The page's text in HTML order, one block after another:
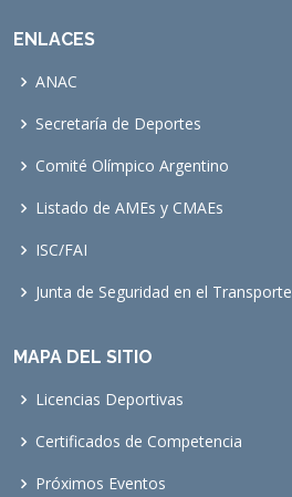
ENLACES
ANAC
Secretaría de Deportes
Comité Olímpico Argentino
Listado de AMEs y CMAEs
ISC/FAI
Junta de Seguridad en el Transporte
MAPA DEL SITIO
Licencias Deportivas
Certificados de Competencia
Próximos Eventos